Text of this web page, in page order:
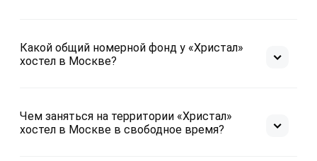
Какой общий номерной фонд у «Христал»
хостел в Москве?
Чем заняться на территории «Христал»
хостел в Москве в свободное время?